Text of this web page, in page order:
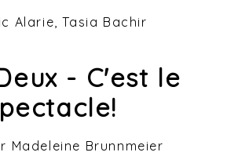
Alarie, Tasia Bachir
- C'est le
Madeleine Brunnmeier